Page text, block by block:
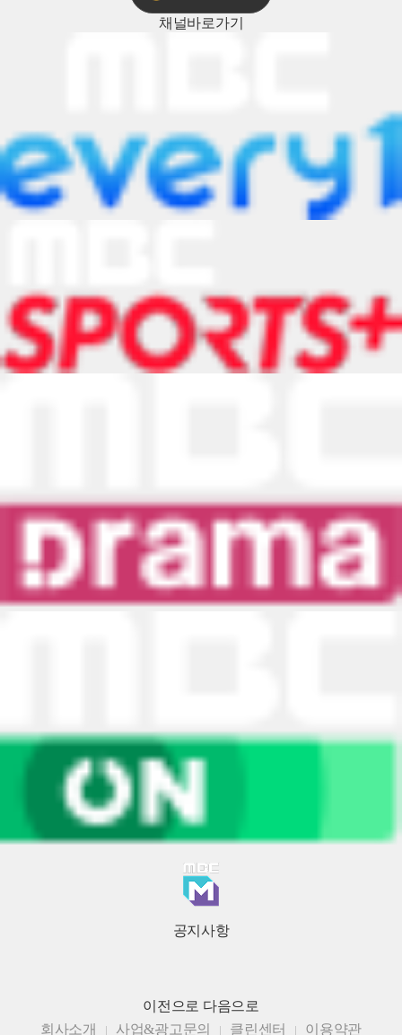
채널바로가기
공지사항
이전으로 다음으로
회사소개
사업&광고문의 클린센터 이용약관